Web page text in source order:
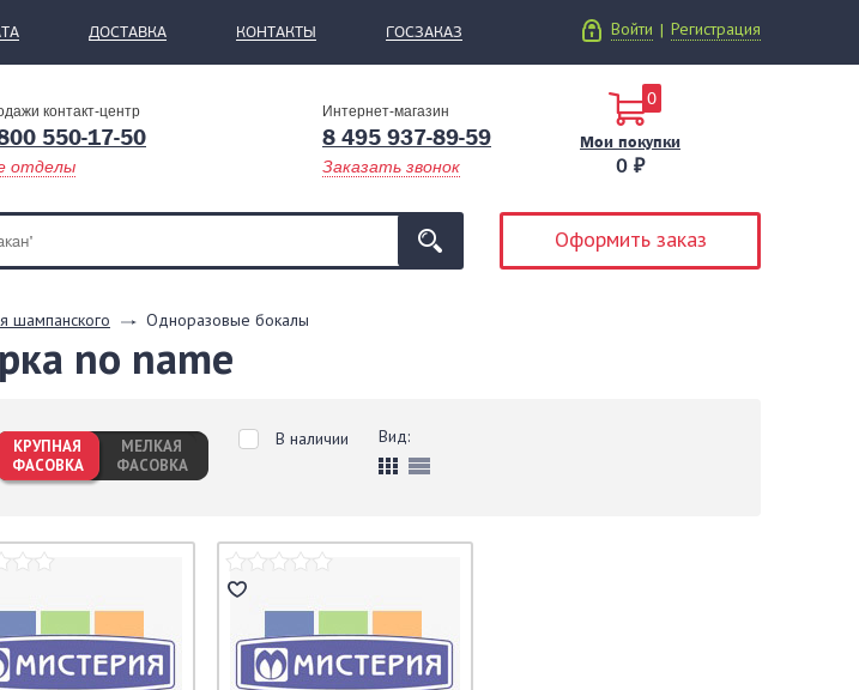
ДОСТАВКА КОНТАКТЫ ГОСЗАКАЗ Войти | Регистрация
контакт-центр
550-17-50
отделы
Интернет-магазин
8 495 937-89-59
Заказать звонок
0
Мои покупки
0 ₽
Оформить заказ
шампанского Одноразовые бокалы
no name
КРУПНАЯ
ФАСОВКА
МЕЛКАЯ
ФАСОВКА
В наличии Вид: